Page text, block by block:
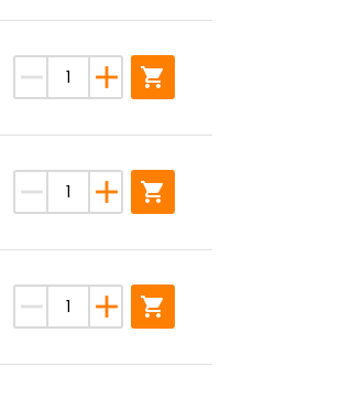
remove add shopping_cart
remove add shopping_cart
remove add shopping_cart